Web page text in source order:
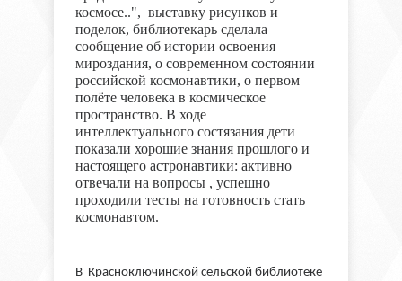
космосе..", выставку рисунков и
поделок, библиотекарь сделала
сообщение об истории освоения
мироздания, о современном состоянии
российской космонавтики, о первом
полёте человека в космическое
пространство. В ходе
интеллектуального состязания дети
показали хорошие знания прошлого и
настоящего астронавтики: активно
отвечали на вопросы , успешно
проходили тесты на готовность стать
космонавтом.
В Красноключинской сельской библиотеке